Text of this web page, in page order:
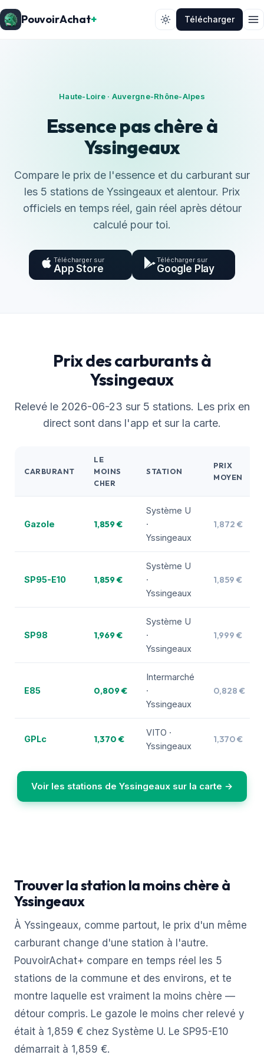
PouvoirAchat+ Télécharger
Haute-Loire · Auvergne-Rhône-Alpes
Essence pas chère à
Yssingeaux
Compare le prix de l'essence et du carburant sur
les 5 stations de Yssingeaux et alentour. Prix
officiels en temps réel, gain réel après détour
calculé pour toi.
Télécharger sur
App Store
Télécharger sur
Google Play
Prix des carburants à
Yssingeaux
Relevé le 2026-06-23 sur 5 stations. Les prix en
direct sont dans l'app et sur la carte.
CARBURANT
LE
MOINS
CHER
STATION
PRIX
MOYEN
Gazole 1,859 €
Système U
·
Yssingeaux
1,872 €
SP95-E10 1,859 €
Système U
·
Yssingeaux
1,859 €
SP98 1,969 €
Système U
·
Yssingeaux
1,999 €
E85 0,809 €
Intermarché
·
Yssingeaux
0,828 €
GPLc 1,370 €
VITO ·
Yssingeaux
1,370 €
Voir les stations de Yssingeaux sur la carte →
Trouver la station la moins chère à
Yssingeaux
À Yssingeaux, comme partout, le prix d'un même
carburant change d'une station à l'autre.
PouvoirAchat+ compare en temps réel les 5
stations de la commune et des environs, et te
montre laquelle est vraiment la moins chère —
détour compris. Le gazole le moins cher relevé y
était à 1,859 € chez Système U. Le SP95-E10
démarrait à 1,859 €.